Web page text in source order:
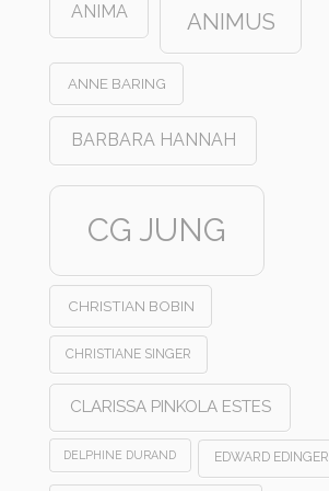
ANIMA ANIMUS
ANNE BARING
BARBARA HANNAH
CG JUNG
CHRISTIAN BOBIN
CHRISTIANE SINGER
CLARISSA PINKOLA ESTES
DELPHINE DURAND EDWARD EDINGER